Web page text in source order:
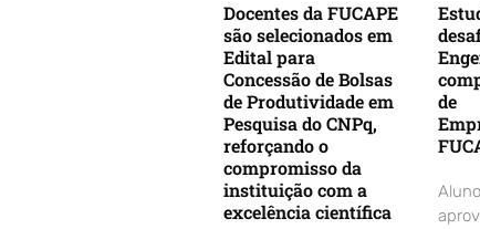
Docentes da FUCAPE
são selecionados em
Edital para
Concessão de Bolsas
de Produtividade em
Pesquisa do CNPq,
reforçando o
compromisso da
instituição com a
excelência científica
de